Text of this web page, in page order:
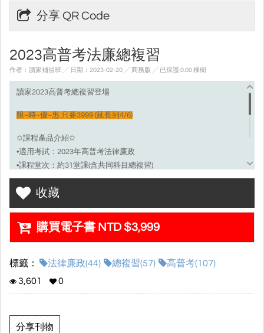
分享 QR Code
2023高普考法廉總複習
作者：讀家補習班 ╱ 日期：2023-02-20 ╱ 商務版 ╱ 已保護 0.00 棵樹
讀家2023高普考總複習登場
限~時~優~惠 只要3999 (延長到4/6)
✩課程產品介紹✩
•適用考試：2023年高普考法律廉政
•課程堂次：約31堂課(含共同科目總複習)
※每堂課課程時數預計為2.5-3小時
※實際堂數及課程時數最終依老師授課狀況與考情調整。
•課程觀看期限：2024/1/31
•課程內容特色：
▸多位頂尖師資領軍，帶您最後衝刺!!
▸加贈當年度共同科目總複習
▸老師們親自撰寫精美講義
收藏
購買電子書 NTD $3,999
標籤： 法律廉政(44) 總複習(57)
高普考(107)
3,601
0
分享刊物